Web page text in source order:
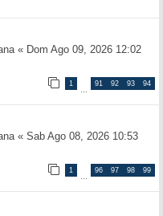
« Dom Ago 09, 2026 12:02
1
…
91 92 93 94
« Sab Ago 08, 2026 10:53
1
…
96 97 98 99